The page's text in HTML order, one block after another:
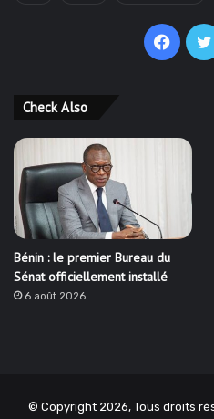
Check Also
Bénin : le premier Bureau du
Sénat officiellement installé
6 août 2026
© Copyright 2026, Tous droits